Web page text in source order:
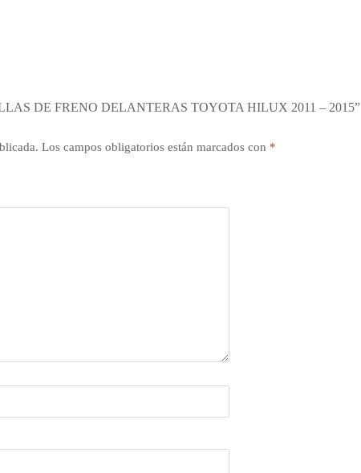
DE FRENO DELANTERAS TOYOTA HILUX 2011 – 2015”
Los campos obligatorios están marcados con *